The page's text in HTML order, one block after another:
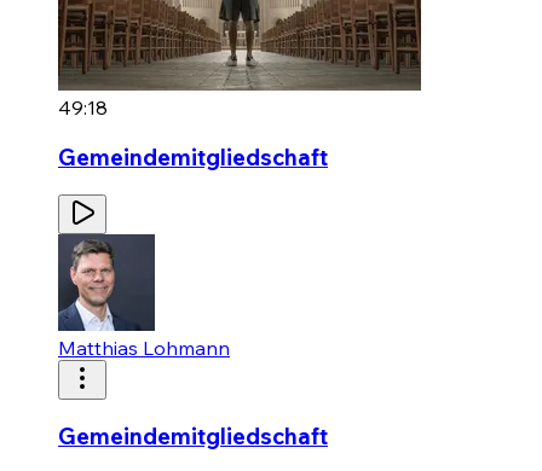
49:18
Gemeindemitgliedschaft
Matthias Lohmann
Gemeindemitgliedschaft